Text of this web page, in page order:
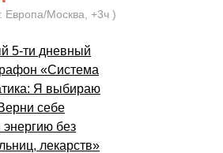
Европа/Москва, +3ч )
5-ти дневный
«Система
Я выбираю
себе
энергию без
лекарств»